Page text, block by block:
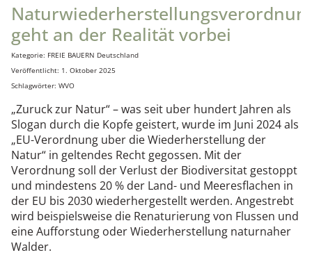
geht an der Realität vorbei
Details
Kategorie: FREIE BAUERN Deutschland
Veröffentlicht: 1. Oktober 2025
Schlagwörter: WVO
„Zuruck zur Natur“ – was seit uber hundert Jahren als
Slogan durch die Kopfe geistert, wurde im Juni 2024 als
„EU-Verordnung uber die Wiederherstellung der
Natur“ in geltendes Recht gegossen. Mit der
Verordnung soll der Verlust der Biodiversitat gestoppt
und mindestens 20 % der Land- und Meeresflachen in
der EU bis 2030 wiederhergestellt werden. Angestrebt
wird beispielsweise die Renaturierung von Flussen und
eine Aufforstung oder Wiederherstellung naturnaher
Walder.